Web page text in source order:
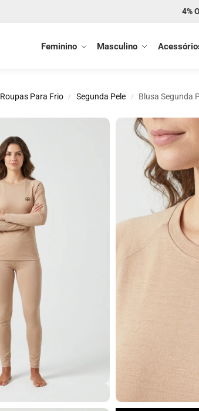
4%
Feminino Masculino
Roupas Para Frio / Segunda Pele / Blusa Segunda